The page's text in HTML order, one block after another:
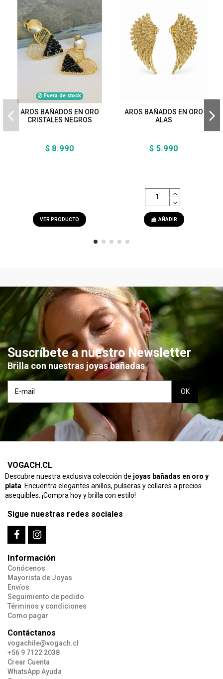
Fuera de stock
AROS BAÑADOS EN ORO
CRISTALES NEGROS
$ 8.990
VER PRODUCTO
AROS BAÑADOS EN ORO
ALAS
$ 5.990
AÑADIR
Suscríbete a nuestro Newsletter
Brilla con nuestras joyas bañadas
VOGACH.CL
Descubre nuestra exclusiva colección de joyas bañadas en oro y
plata . Encuentra elegantes anillos, pulseras y collares a precios
asequibles. ¡Compra hoy y brilla con estilo!
Sigue nuestras redes sociales
Información
Conócenos
Mayorista de Joyas
Envíos
Seguimiento de pedido
Términos y condiciones
Como pagar
Contáctanos
vogachile@vogach.cl
+56 9 7122 2038
Crear Cuenta
WhatsApp Ayuda